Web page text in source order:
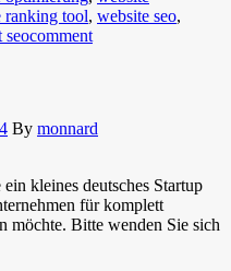
ranking tool, website seo,
seocomment
By monnard
kleines deutsches Startup
für komplett
möchte. Bitte wenden Sie sich